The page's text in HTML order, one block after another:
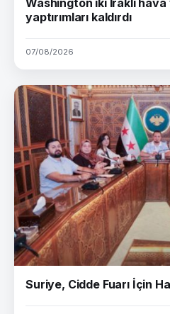
Washington iki Iraklı
yaptırımları kaldırdı
07/08/2026
Suriye, Cidde Fuarı İçin